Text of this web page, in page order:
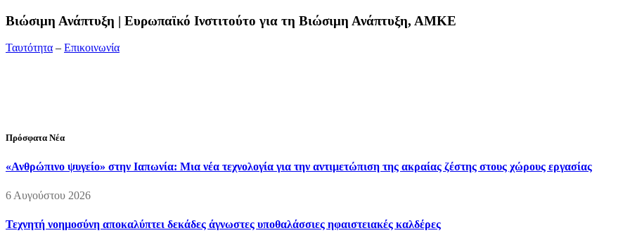
Bιώσιμη Ανάπτυξη | Ευρωπαϊκό Ινστιτούτο για τη Βιώσιμη Ανάπτυξη, ΑΜΚΕ
Ταυτότητα – Επικοινωνία
Πρόσφατα Νέα
«Ανθρώπινο ψυγείο» στην Ιαπωνία: Μια νέα τεχνολογία για την αντιμετώπιση της ακραίας ζέστης στους χώρους εργασίας
6 Αυγούστου 2026
Τεχνητή νοημοσύνη αποκαλύπτει δεκάδες άγνωστες υποθαλάσσιες ηφαιστειακές καλδέρες